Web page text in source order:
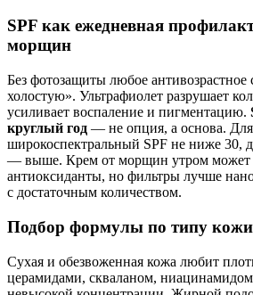
SPF как ежедневная
морщин
Без фотозащиты любое антивозрастное
холостую». Ультрафиолет разрушает
усиливает воспаление и пигментацию.
круглый год — не опция, а основа.
широкоспектральный SPF не ниже 30,
— выше. Крем от морщин утром может
антиоксиданты, но фильтры лучше
с достаточным количеством.
Подбор формулы по типу кожи
Сухая и обезвоженная кожа любит
церамидами, скваланом,